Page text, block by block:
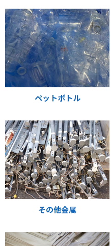
ペットボトル
その他金属